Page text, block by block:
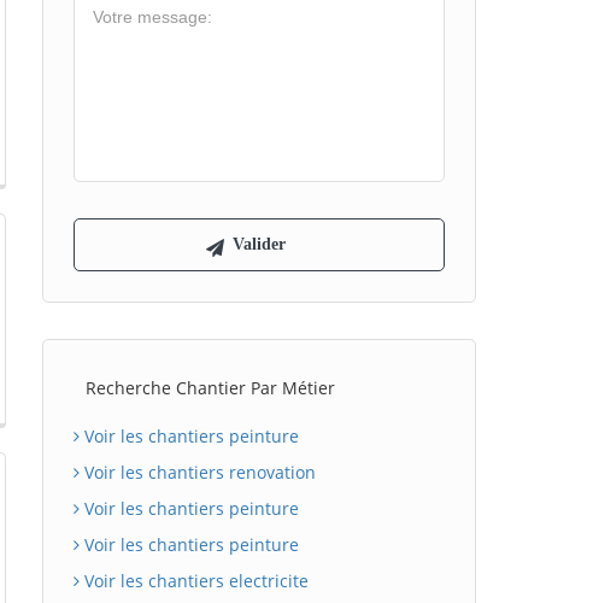
Recherche Chantier Par Métier
Voir les chantiers peinture
Voir les chantiers renovation
Voir les chantiers peinture
Voir les chantiers peinture
Voir les chantiers electricite